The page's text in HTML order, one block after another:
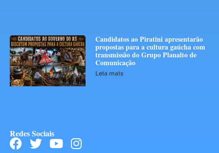
Candidatos ao Piratini apresentarão
propostas para a cultura gaúcha com
transmissão do Grupo Planalto de
Comunicação
Leia mais
Redes Sociais